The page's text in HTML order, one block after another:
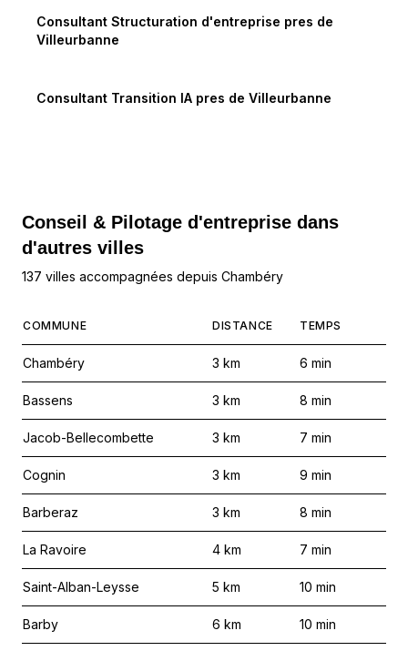
Consultant Structuration d'entreprise pres de
Villeurbanne
Consultant Transition IA pres de Villeurbanne
Conseil & Pilotage d'entreprise dans
d'autres villes
137 villes accompagnées depuis Chambéry
COMMUNE DISTANCE TEMPS
Chambéry 3 km 6 min
Bassens 3 km 8 min
Jacob-Bellecombette 3 km 7 min
Cognin 3 km 9 min
Barberaz 3 km 8 min
La Ravoire 4 km 7 min
Saint-Alban-Leysse 5 km 10 min
Barby 6 km 10 min